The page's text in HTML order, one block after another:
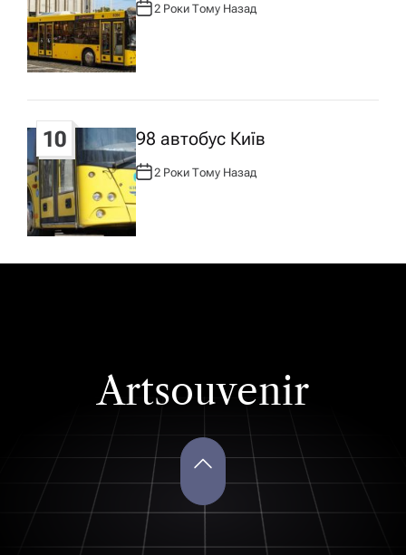
А
В
Т
О
Р
:
2 Роки Тому Назад
10 98 автобус Київ
А
В
Т
О
Р
:
2 Роки Тому Назад
Artsouvenir